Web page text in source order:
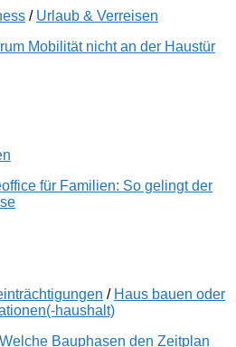
/ Urlaub & Verreisen
Mobilität nicht an der Haustür
für Familien: So gelingt der
/ Haus bauen oder
haushalt)
Bauphasen den Zeitplan